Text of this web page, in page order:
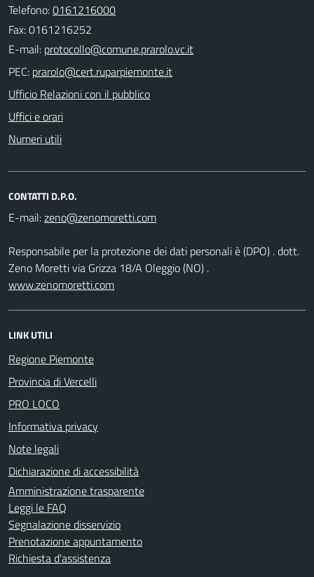
Telefono:0161216000
Fax: 0161216252
E-mail:
PEC:
Ufficio Relazioni con il pubblico
Uffici e orari
Numeri utili
CONTATTI D.P.O.
E-mail:
Responsabile per la protezione dei dati personali è (DPO) . dott.
Zeno Moretti via Grizza 18/A Oleggio (NO) .
www.zenomoretti.com
LINK UTILI
Regione Piemonte
Provincia di Vercelli
PRO LOCO
Informativa privacy
Note legali
Dichiarazione di accessibilità
Amministrazione trasparente
Leggi le FAQ
Segnalazione disservizio
Prenotazione appuntamento
Richiesta d'assistenza